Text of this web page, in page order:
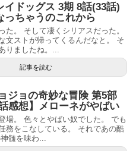
イドッグス 3期 8話(33話)
っちゃうのこれから
た。 そして凄くシリアスだった。
文ストが帰ってくるんだなと。 そ
りましたね。...
記事を読む
ジョの奇妙な冒険 第5部
感想】メローネがやばい
場。 色々とやばい奴でした。 でも
務をこなしている。 それであの酷
髄を味わ...